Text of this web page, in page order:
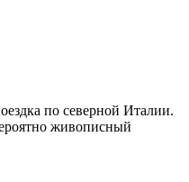
по северной Италии.
живописный